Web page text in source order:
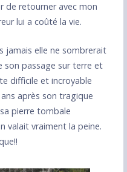
de retourner avec mon
lui a coûté la vie.
jamais elle ne sombrerait
son passage sur terre et
difficile et incroyable
après son tragique
pierre tombale
valait vraiment la peine.